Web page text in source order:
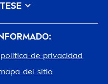
politica-de-privacidad
del-sitio